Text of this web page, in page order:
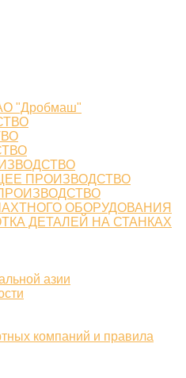
"Дробмаш"
ПРОИЗВОДСТВО
ОБОРУДОВАНИЯ
ДЕТАЛЕЙ НА СТАНКАХ
азии
компаний и правила